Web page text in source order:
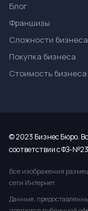
Блог
Франшизы
Сложности бизнеса
Покупка бизнеса
Стоимость бизнеса
© 2023 Бизнес Бюро.
соответствии с ФЗ-
Все изображения
сети Интернет.
Данные,